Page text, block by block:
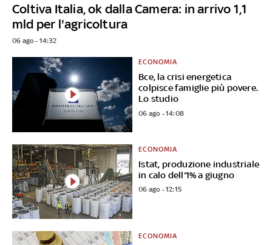
Coltiva Italia, ok dalla Camera: in arrivo 1,1
mld per l'agricoltura
06 ago - 14:32
Bce, la crisi energetica
colpisce famiglie più povere.
Lo studio
ECONOMIA
06 ago - 14:08
Istat, produzione industriale
in calo dell'1% a giugno
ECONOMIA
06 ago - 12:15
ECONOMIA